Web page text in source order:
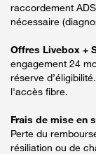
raccordement
nécessaire
Offres Livebox +
engagement 24
réserve
l'accès fibre.
Frais de mise en
Perte du
résiliation ou de